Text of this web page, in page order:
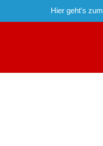
Hier geht's zum